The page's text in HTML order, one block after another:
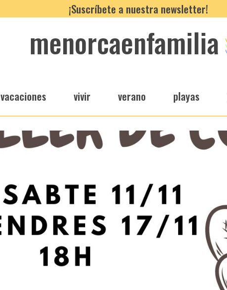
¡Suscríbete a nuestra newsletter!
menorcaenfamilia
vacaciones vivir verano playas